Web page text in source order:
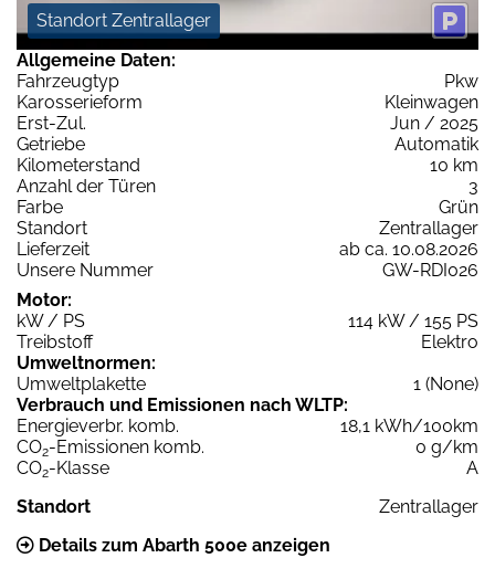
Standort Zentrallager
Allgemeine Daten:
Fahrzeugtyp
Pkw
Karosserieform
Kleinwagen
Erst-Zul.
Jun / 2025
Getriebe
Automatik
Kilometerstand
10 km
Anzahl der Türen
3
Farbe
Grün
Standort
Zentrallager
Lieferzeit
ab ca. 10.08.2026
Unsere Nummer
GW-RDI026
Motor:
kW / PS
114 kW / 155 PS
Treibstoff
Elektro
Umweltnormen:
Umweltplakette
1 (None)
Verbrauch und Emissionen nach WLTP:
Energieverbr. komb.
18,1 kWh/100km
CO2-Emissionen komb.
0 g/km
CO2-Klasse
A
Standort
Zentrallager
Details zum Abarth 500e anzeigen